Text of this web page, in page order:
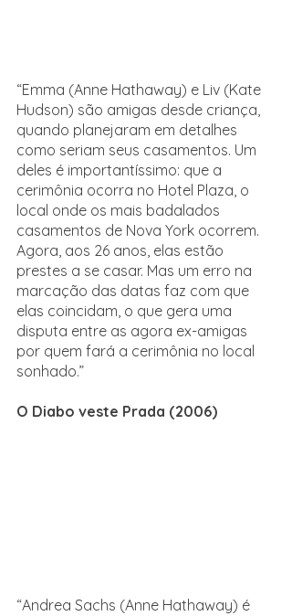
“Emma (Anne Hathaway) e Liv (Kate
Hudson) são amigas desde criança,
quando planejaram em detalhes
como seriam seus casamentos. Um
deles é importantíssimo: que a
cerimônia ocorra no Hotel Plaza, o
local onde os mais badalados
casamentos de Nova York ocorrem.
Agora, aos 26 anos, elas estão
prestes a se casar. Mas um erro na
marcação das datas faz com que
elas coincidam, o que gera uma
disputa entre as agora ex-amigas
por quem fará a cerimônia no local
sonhado.”
O Diabo veste Prada (2006)
“Andrea Sachs (Anne Hathaway) é